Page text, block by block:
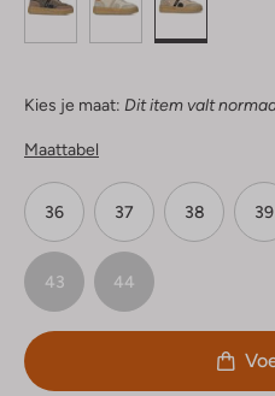
Kies je maat: Dit item valt
Maattabel
36 37 38 39
43 44